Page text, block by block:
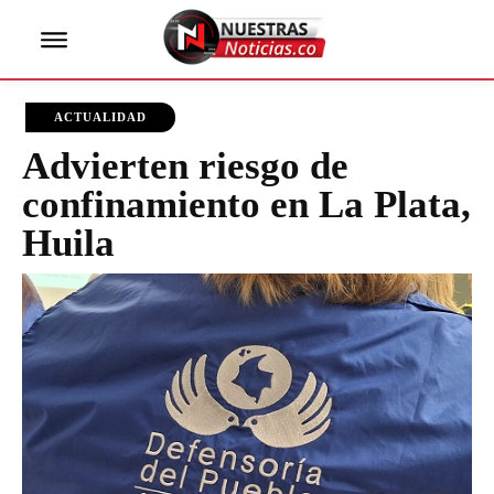
ACTUALIDAD
Advierten riesgo de
confinamiento en La Plata,
Huila